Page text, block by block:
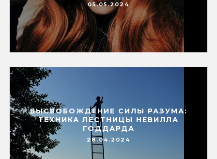
05.05.2024
ВЫСВОБОЖДЕНИЕ СИЛЫ РАЗУМА:
ТЕХНИКА ЛЕСТНИЦЫ НЕВИЛЛА
ГОДДАРДА
28.04.2024